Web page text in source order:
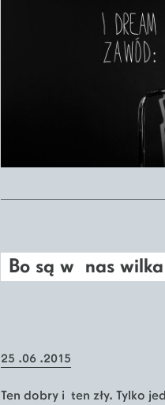
Bo są w nas
25 .06 .2015
Ten dobry i ten zły. Tylko